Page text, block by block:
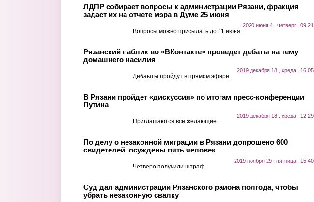
ЛДПР собирает вопросы к администрации Рязани, фракция
задаст их на отчете мэра в Думе 25 июня
2020 июня 4 , четверг , 09:21
Вопросы можно присылать до 11 июня.
Рязанский паблик во «ВКонтакте» проведет дебаты на тему
домашнего насилия
2019 декабря 18 , среда , 16:05
Дебаыты пройдут в прямом эфире.
В Рязани пройдет «дискуссия» по итогам пресс-конференции
Путина
2019 декабря 18 , среда , 12:29
Приглашаются все желающие.
По делу о незаконной миграции в Рязани допрошено 600
свидетелей, осуждены пять человек
2019 ноября 29 , пятница , 15:40
Четверо получили штраф.
Суд дал администрации Рязанского района полгода, чтобы
убрать незаконную свалку